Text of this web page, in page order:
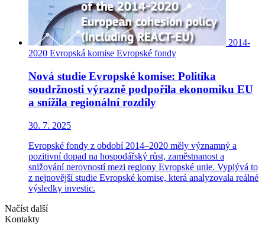
2014-
2020 Evropská komise Evropské fondy
Nová studie Evropské komise: Politika
soudržnosti výrazně podpořila ekonomiku EU
a snížila regionální rozdíly
30. 7. 2025
Evropské fondy z období 2014–2020 měly významný a
pozitivní dopad na hospodářský růst, zaměstnanost a
snižování nerovností mezi regiony Evropské unie. Vyplývá to
z nejnovější studie Evropské komise, která analyzovala reálné
výsledky investic.
Načíst další
Kontakty